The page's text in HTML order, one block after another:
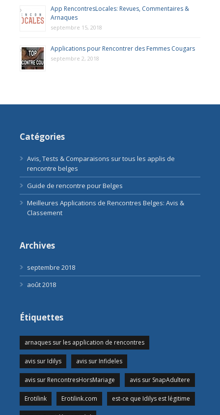
App RencontresLocales: Revues, Commentaires &
Arnaques
septembre 15, 2018
Applications pour Rencontrer des Femmes Cougars
septembre 2, 2018
Catégories
Avis, Tests & Comparaisons sur tous les applis de
rencontre belges
Guide de rencontre pour Belges
Meilleures Applications de Rencontres Belges: Avis &
Classement
Archives
septembre 2018
août 2018
Étiquettes
arnaques sur les application de rencontres
avis sur Idilys avis sur Infideles
avis sur RencontresHorsMariage avis sur SnapAdultere
Erotilink Erotilink.com est-ce que Idilys est légitime